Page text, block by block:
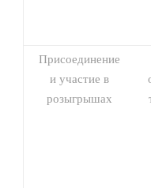
Присоединение
и участие в
розыгрышах